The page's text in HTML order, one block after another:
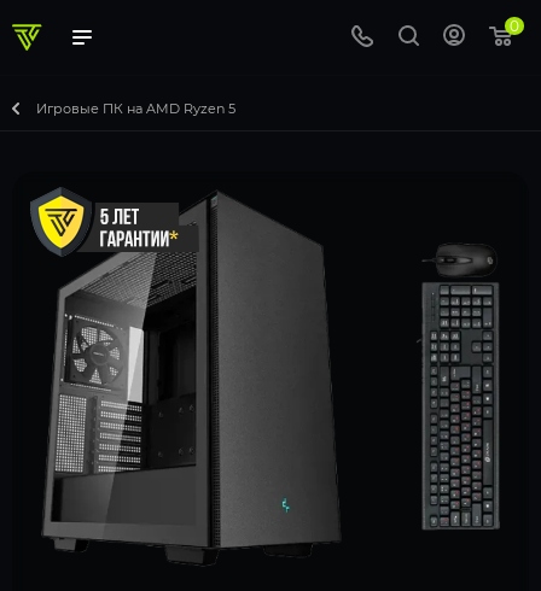
0
Игровые ПК на AMD Ryzen 5